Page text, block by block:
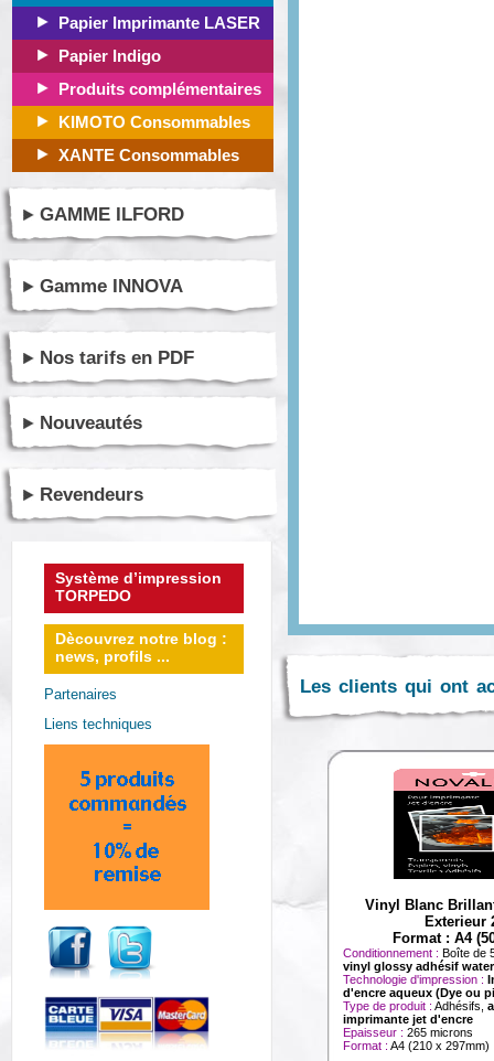
Papier Imprimante LASER
Papier Indigo
Produits complémentaires
KIMOTO Consommables
XANTE Consommables
GAMME ILFORD
Gamme INNOVA
Nos tarifs en PDF
Nouveautés
Revendeurs
Système d’impression
TORPEDO
Dècouvrez notre blog :
news, profils ...
Partenaires
Liens techniques
Les clients qui ont
Vinyl Blanc
Exterieur
Format : A4
Conditionnement : Boîte de
vinyl glossy adhésif
Technologie d'impression :
d'encre aqueux (Dye ou
Type de produit : Adhésifs,
imprimante jet d'encre
Epaisseur : 265 microns
Format : A4 (210 x 297mm)